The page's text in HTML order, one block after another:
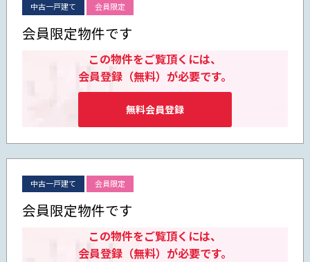
中古一戸建て 会員限定
会員限定物件です
この物件をご覧頂くには、
会員登録（無料）が必要です。
無料会員登録
中古一戸建て 会員限定
会員限定物件です
この物件をご覧頂くには、
会員登録（無料）が必要です。